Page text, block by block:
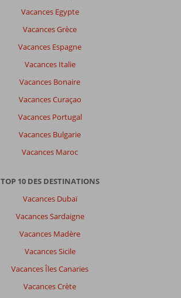
Vacances Egypte
Vacances Grèce
Vacances Espagne
Vacances Italie
Vacances Bonaire
Vacances Curaçao
Vacances Portugal
Vacances Bulgarie
Vacances Maroc
TOP 10 DES DESTINATIONS
Vacances Dubaï
Vacances Sardaigne
Vacances Madère
Vacances Sicile
Vacances Îles Canaries
Vacances Crète